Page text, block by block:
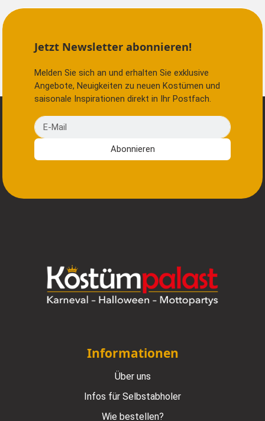
Jetzt Newsletter abonnieren!
Melden Sie sich an und erhalten Sie exklusive
Angebote, Neuigkeiten zu neuen Kostümen und
saisonale Inspirationen direkt in Ihr Postfach.
E-Mail
Abonnieren
Informationen
Über uns
Infos für Selbstabholer
Wie bestellen?